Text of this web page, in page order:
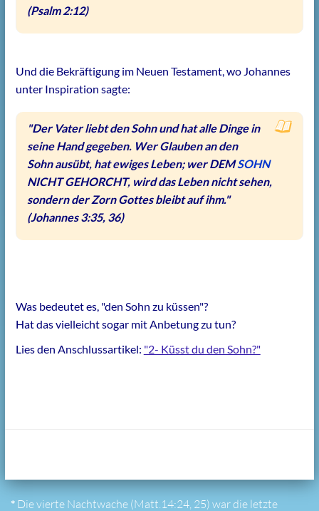
(Psalm 2:12)
Und die Bekräftigung im Neuen Testament, wo Johannes
unter Inspiration sagte:
"Der Vater liebt den Sohn und hat alle Dinge in
seine Hand gegeben. Wer Glauben an den
Sohn ausübt, hat ewiges Leben; wer DEMSOHN
NICHT GEHORCHT, wird das Leben nicht sehen,
sondern der Zorn Gottes bleibt auf ihm."
(Johannes 3:35, 36)
Was bedeutet es, "den Sohn zu küssen"?
Hat das vielleicht sogar mit Anbetung zu tun?
Lies den Anschlussartikel: "2- Küsst du den Sohn?"
* Die vierte Nachtwache (Matt.14:24, 25) war die letzte